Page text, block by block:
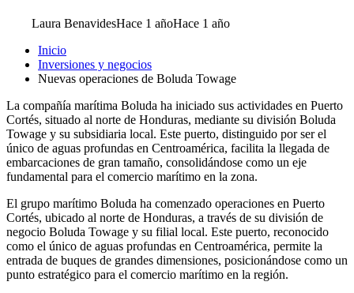
Laura BenavidesHace 1 añoHace 1 año
Inicio
Inversiones y negocios
Nuevas operaciones de Boluda Towage
La compañía marítima Boluda ha iniciado sus actividades en Puerto
Cortés, situado al norte de Honduras, mediante su división Boluda
Towage y su subsidiaria local. Este puerto, distinguido por ser el
único de aguas profundas en Centroamérica, facilita la llegada de
embarcaciones de gran tamaño, consolidándose como un eje
fundamental para el comercio marítimo en la zona.
El grupo marítimo Boluda ha comenzado operaciones en Puerto
Cortés, ubicado al norte de Honduras, a través de su división de
negocio Boluda Towage y su filial local. Este puerto, reconocido
como el único de aguas profundas en Centroamérica, permite la
entrada de buques de grandes dimensiones, posicionándose como un
punto estratégico para el comercio marítimo en la región.